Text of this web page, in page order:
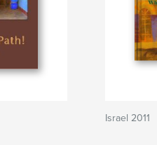
Israel 2011